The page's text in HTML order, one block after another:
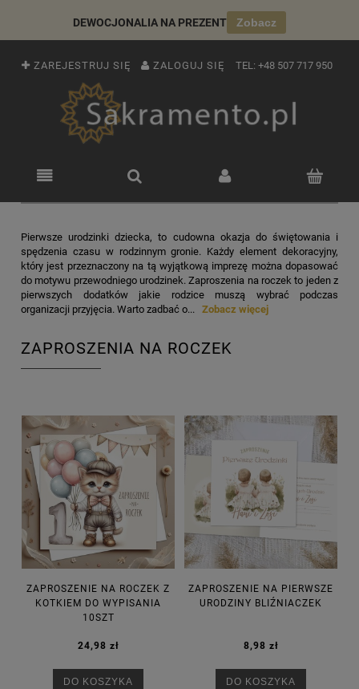
DEWOCJONALIA NA PREZENT Zobacz
ZAREJESTRUJ SIĘ ZALOGUJ SIĘ TEL: +48 507 717 950
Pierwsze urodzinki dziecka, to cudowna okazja do świętowania i
spędzenia czasu w rodzinnym gronie. Każdy element dekoracyjny,
który jest przeznaczony na tą wyjątkową imprezę można dopasować
do motywu przewodniego urodzinek. Zaproszenia na roczek to jeden z
pierwszych dodatków jakie rodzice muszą wybrać podczas
organizacji przyjęcia. Warto zadbać o... Zobacz więcej
ZAPROSZENIA NA ROCZEK
ZAPROSZENIE NA ROCZEK Z
KOTKIEM DO WYPISANIA
10SZT
24,98 zł
DO KOSZYKA
ZAPROSZENIE NA PIERWSZE
URODZINY BLIŹNIACZEK
8,98 zł
DO KOSZYKA